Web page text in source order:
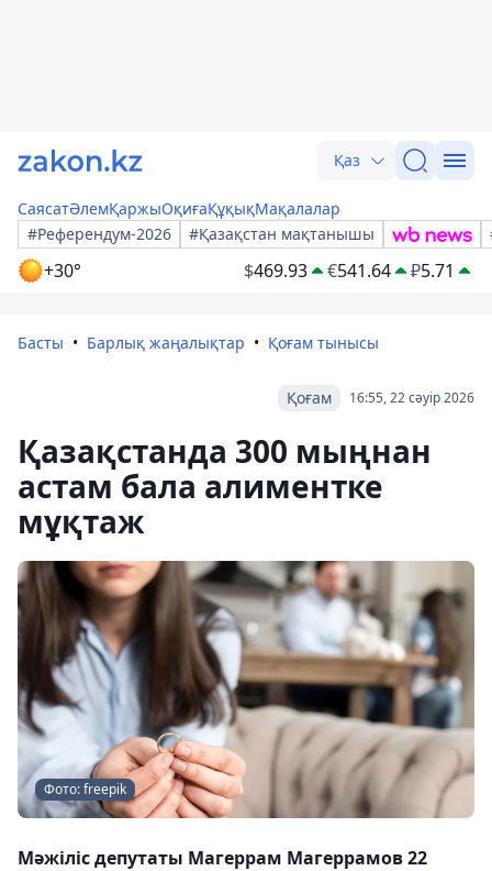
Қаз
СаясатӘлемҚаржыОқиғаҚұқықМақалалар
#Референдум-2026
#Қазақстан мақтанышы
+30° $469.93 €541.64 ₽5.71
Басты Барлық жаңалықтар Қоғам тынысы
16:55, 22 сәуір 2026
Қоғам
Қазақстанда 300 мыңнан
астам бала алиментке
мұқтаж
Фото: freepik
Мәжіліс депутаты Магеррам Магеррамов 22